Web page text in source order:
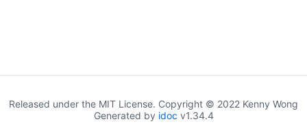
Released under the MIT License. Copyright © 2022 Kenny Wong
Generated by idoc v1.34.4